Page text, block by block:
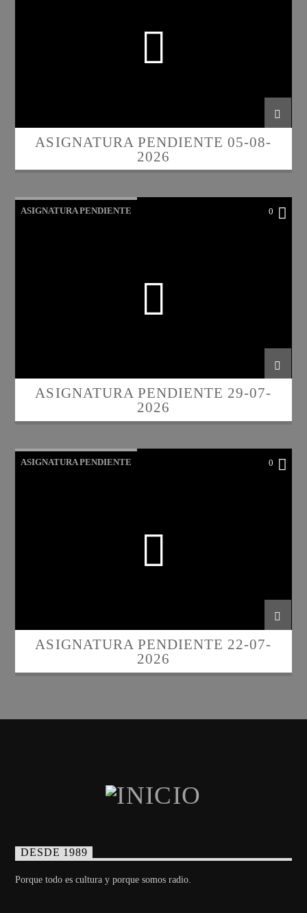
ASIGNATURA PENDIENTE 05-08-
2026
ASIGNATURA PENDIENTE 0
ASIGNATURA PENDIENTE 29-07-
2026
ASIGNATURA PENDIENTE 0
ASIGNATURA PENDIENTE 22-07-
2026
DESDE 1989
Porque todo es cultura y porque somos radio.